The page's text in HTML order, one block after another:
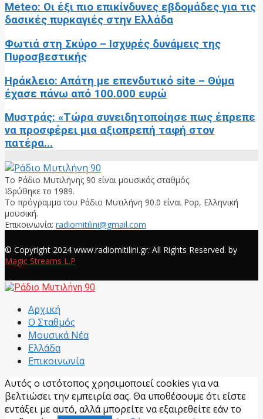
Meteo: Οι έξι πιο επικίνδυνες εβδομάδες για τις
δασικές πυρκαγιές στην Ελλάδα
Φωτιά στη Σκύρο – Ισχυρές δυνάμεις της
Πυροσβεστικής
Ηράκλειο: Απάτη με επενδυτικό site – Θύμα
έχασε πάνω από 100.000 ευρώ
Μυστράς: «Τώρα συνειδητοποίησε πως έπρεπε
να προσφέρει μια αξιοπρεπή ταφή στον
πατέρα...
Το Ράδιο Μυτιλήνης 90 είναι μουσικός σταθμός.
Ιδρύθηκε το 1989.
Το πρόγραμμα του Ράδιο Μυτιλήνη 90.0 είναι Pop, Ελληνική
μουσική.
Επικοινωνία: radiomitilini@gmail.com
© Copyright 2024 www.radiomitilini.gr. All Rights Reserved. by
Magic Streams L.P
Αρχική
Ο Σταθμός
Μουσικά Νέα
Ελλάδα
Επικοινωνία
Αυτός ο ιστότοπος χρησιμοποιεί cookies για να
βελτιώσει την εμπειρία σας. Θα υποθέσουμε ότι είστε
εντάξει με αυτό, αλλά μπορείτε να εξαιρεθείτε εάν το